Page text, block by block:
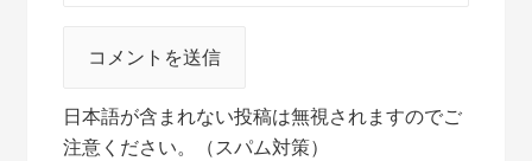
日本語が含まれない投稿は無視されますのでご
注意ください。（スパム対策）